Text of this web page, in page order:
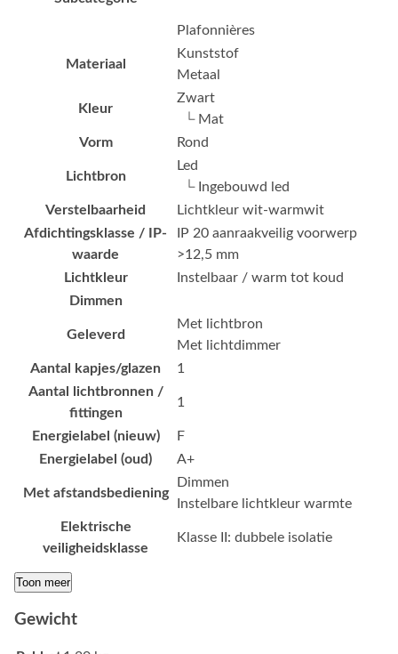
Plafonnières
Materiaal
Kunststof
Metaal
Kleur
Zwart
└ Mat
Vorm
Rond
Lichtbron
Led
└ Ingebouwd led
Verstelbaarheid
Lichtkleur wit-warmwit
Afdichtingsklasse / IP-
waarde
IP 20 aanraakveilig voorwerp
>12,5 mm
Lichtkleur
Instelbaar / warm tot koud
Dimmen
Geleverd
Met lichtbron
Met lichtdimmer
Aantal kapjes/glazen
1
Aantal lichtbronnen /
fittingen
1
Energielabel (nieuw)
F
Energielabel (oud)
A+
Met afstandsbediening
Dimmen
Instelbare lichtkleur warmte
Elektrische
veiligheidsklasse
Klasse II: dubbele isolatie
Toon meer
Gewicht